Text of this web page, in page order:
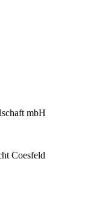
mbH
Coesfeld